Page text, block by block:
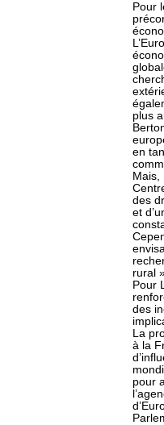
Pour
plus
en
Mais,
des
et
rural
Pour
des
La
à la
pour